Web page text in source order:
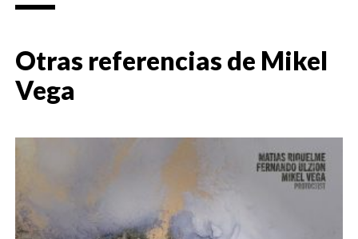
Otras referencias de Mikel
Vega